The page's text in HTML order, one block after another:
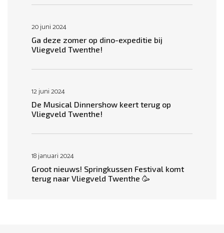
20 juni 2024
Ga deze zomer op dino-expeditie bij
Vliegveld Twenthe!
12 juni 2024
De Musical Dinnershow keert terug op
Vliegveld Twenthe!
18 januari 2024
Groot nieuws! Springkussen Festival komt
terug naar Vliegveld Twenthe 🥳